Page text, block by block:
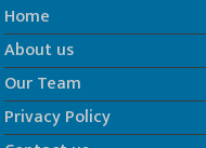
Home
About us
Our Team
Privacy Policy